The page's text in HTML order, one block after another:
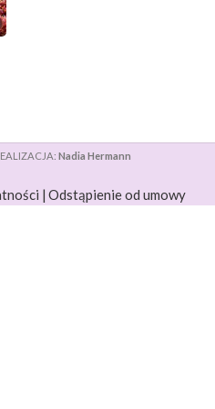
Nadia Hermann
| Odstąpienie od umowy